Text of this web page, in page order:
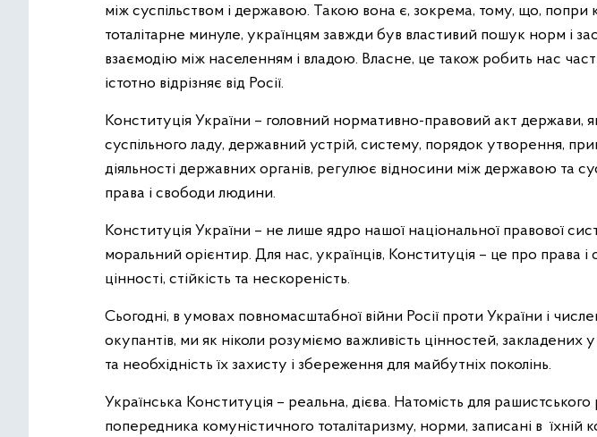
між суспільством і державою. Такою вона є, зокрема, тому, що, попри
тоталітарне минуле, українцям завжди був властивий пошук норм і
взаємодію між населенням і владою. Власне, це також робить нас
істотно відрізняє від Росії.
Конституція України – головний нормативно-правовий акт держави,
суспільного ладу, державний устрій, систему, порядок утворення,
діяльності державних органів, регулює відносини між державою та
права і свободи людини.
Конституція України – не лише ядро нашої національної правової
моральний орієнтир. Для нас, українців, Конституція – це про права і
цінності, стійкість та нескореність.
Сьогодні, в умовах повномасштабної війни Росії проти України і
окупантів, ми як ніколи розуміємо важливість цінностей, закладених
та необхідність їх захисту і збереження для майбутніх поколінь.
Українська Конституція – реальна, дієва. Натомість для
попередника комуністичного тоталітаризму, норми, записані в їхній